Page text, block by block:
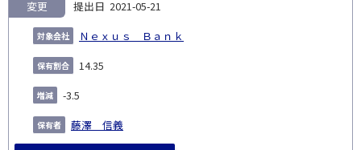
2021-05-21
Ｎｅｘｕｓ Ｂａｎｋ
変更
14.35
-3.5
藤澤 信義